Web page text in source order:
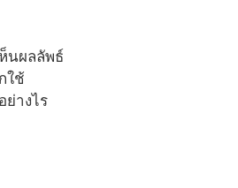
นผลลัพธ์
ใช้
างไร